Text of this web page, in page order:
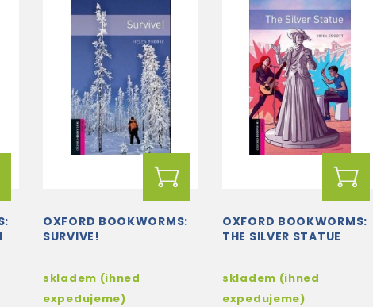
OXFORD BOOKWORMS:
SURVIVE!
skladem (ihned
expedujeme)
OXFORD BOOKWORMS:
THE SILVER STATUE
skladem (ihned
expedujeme)